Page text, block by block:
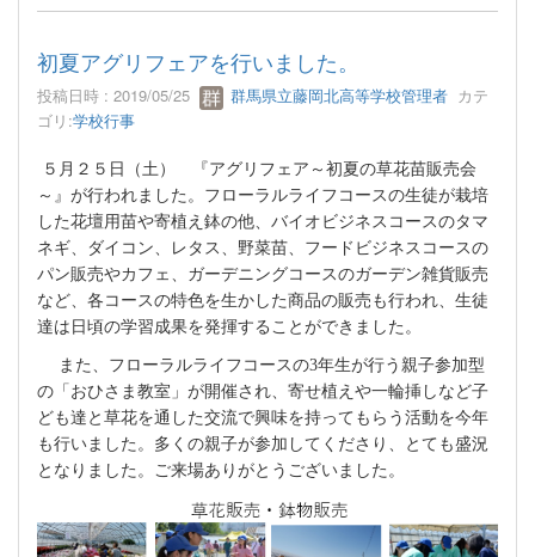
初夏アグリフェアを行いました。
投稿日時 : 2019/05/25 群馬県立藤岡北高等学校管理者 カテ
ゴリ:学校行事
５月２５日（土） 『アグリフェア～初夏の草花苗販売会
～』が行われました。フローラルライフコースの生徒が栽培
した花壇用苗や寄植え鉢の他、バイオビジネスコースのタマ
ネギ、ダイコン、レタス、野菜苗、フードビジネスコースの
パン販売やカフェ、ガーデニングコースのガーデン雑貨販売
など、各コースの特色を生かした商品の販売も行われ、生徒
達は日頃の学習成果を発揮することができました。
また、フローラルライフコースの3年生が行う親子参加型
の「おひさま教室」が開催され、寄せ植えや一輪挿しなど子
ども達と草花を通した交流で興味を持ってもらう活動を今年
も行いました。多くの親子が参加してくださり、とても盛況
となりました。ご来場ありがとうございました。